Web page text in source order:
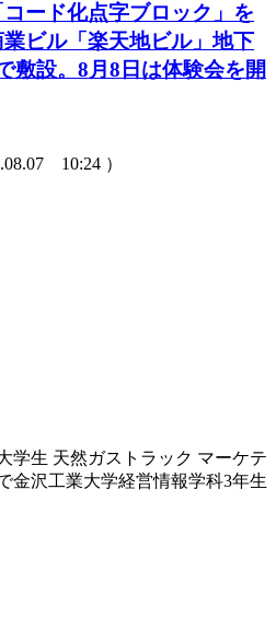
ード化点字ブロック」を
ビル「楽天地ビル」地下
敷設。8月8日は体験会を開
10:24 ）
学生 天然ガストラック マーケテ
金沢工業大学経営情報学科3年生